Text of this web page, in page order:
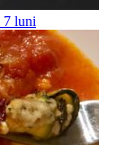
7 luni